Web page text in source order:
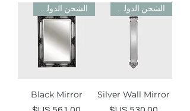
الشحن الدولي مجاني
Silver Wall Mirror
الشحن الدولي مجاني
Black Mirror